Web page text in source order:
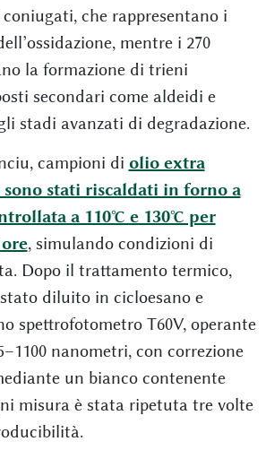
che rappresentano i
mentre i 270
la formazione di trieni
secondari come aldeidi e
stadi avanzati di degradazione.
campioni di olio extra
stati riscaldati in forno a
a 110°C e 130°C per
, simulando condizioni di
Dopo il trattamento termico,
diluito in cicloesano e
spettrofotometro T60V, operante
nanometri, con correzione
un bianco contenente
misura è stata ripetuta tre volte